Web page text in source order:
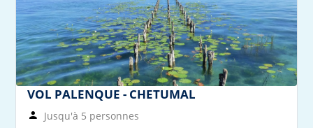
VOL PALENQUE - CHETUMAL
Jusqu'à 5 personnes